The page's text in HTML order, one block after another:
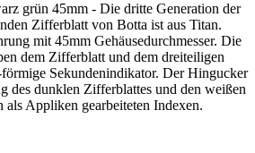
grün 45mm - Die dritte Generation der
Zifferblatt von Botta ist aus Titan.
mit 45mm Gehäusedurchmesser. Die
dem Zifferblatt und dem dreiteiligen
Sekundenindikator. Der Hingucker
des dunklen Zifferblattes und den weißen
Appliken gearbeiteten Indexen.